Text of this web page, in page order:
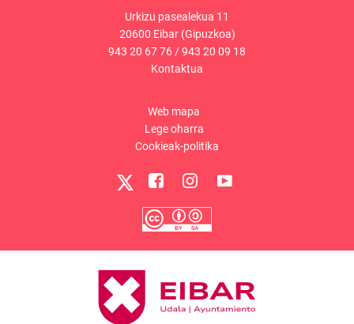
Urkizu pasealekua 11
20600 Eibar (Gipuzkoa)
943 20 67 76/943 20 09 18
Kontaktua
Web mapa
Lege oharra
Cookieak-politika